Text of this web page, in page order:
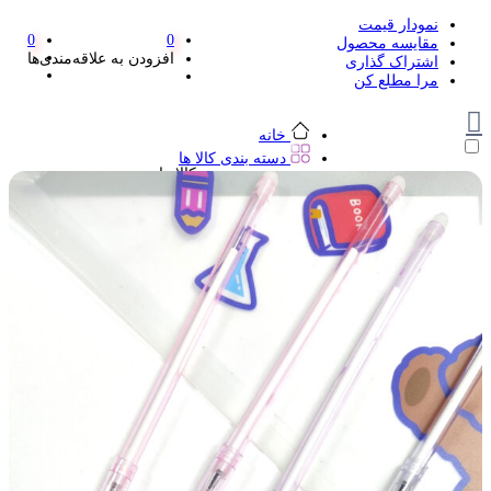
نمودار قیمت
مقایسه محصول
اشتراک گذاری
مرا مطلع کن
0
افزودن به علاقه‌مندی‌ها
0
خانه
دسته بندی کالا ها
دسته بندی کالا ها
لوازم تحریر و هنر
لوازم تحریر و هنر
مداد
پاک کن و غلط گیر
مداد تراش
اتود و نوک
روان نویس فانتزی
خودکار و خودکار فشاری
ماژیک ها
دفترچه یادداشت
استیکر
استیک نوت
خط کش و گونیا
کیف غذا
کوله پشتی
کاتر فانتزی
بوک مارک
ماشین حساب